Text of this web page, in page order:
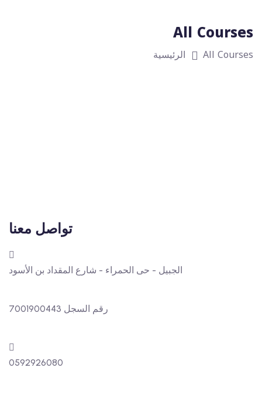
All Courses
الرئيسية All Courses
تواصل معنا
الجبيل - حى الحمراء - شارع المقداد بن الأسود
رقم السجل 7001900443
0592926080